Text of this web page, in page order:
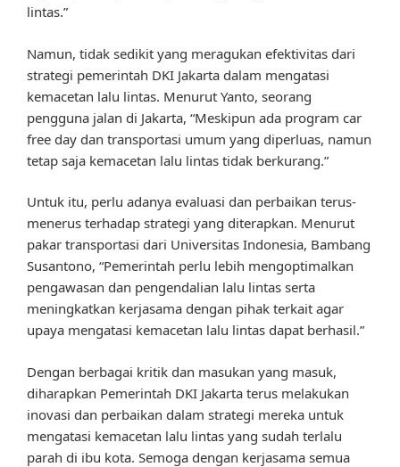
lintas.”
Namun, tidak sedikit yang meragukan efektivitas dari
strategi pemerintah DKI Jakarta dalam mengatasi
kemacetan lalu lintas. Menurut Yanto, seorang
pengguna jalan di Jakarta, “Meskipun ada program car
free day dan transportasi umum yang diperluas, namun
tetap saja kemacetan lalu lintas tidak berkurang.”
Untuk itu, perlu adanya evaluasi dan perbaikan terus-
menerus terhadap strategi yang diterapkan. Menurut
pakar transportasi dari Universitas Indonesia, Bambang
Susantono, “Pemerintah perlu lebih mengoptimalkan
pengawasan dan pengendalian lalu lintas serta
meningkatkan kerjasama dengan pihak terkait agar
upaya mengatasi kemacetan lalu lintas dapat berhasil.”
Dengan berbagai kritik dan masukan yang masuk,
diharapkan Pemerintah DKI Jakarta terus melakukan
inovasi dan perbaikan dalam strategi mereka untuk
mengatasi kemacetan lalu lintas yang sudah terlalu
parah di ibu kota. Semoga dengan kerjasama semua